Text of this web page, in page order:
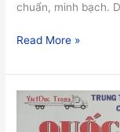
chuẩn, minh bạch.
Read More »
Dịch